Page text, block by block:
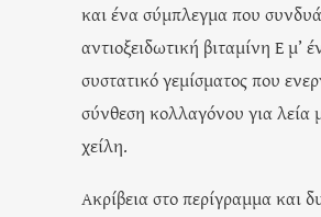
και ένα σύμπλεγμα που
αντιοξειδωτική βιταμίνη Ε μ’
συστατικό γεμίσματος που
σύνθεση κολλαγόνου για λεία
χείλη.
Ακρίβεια στο περίγραμμα και